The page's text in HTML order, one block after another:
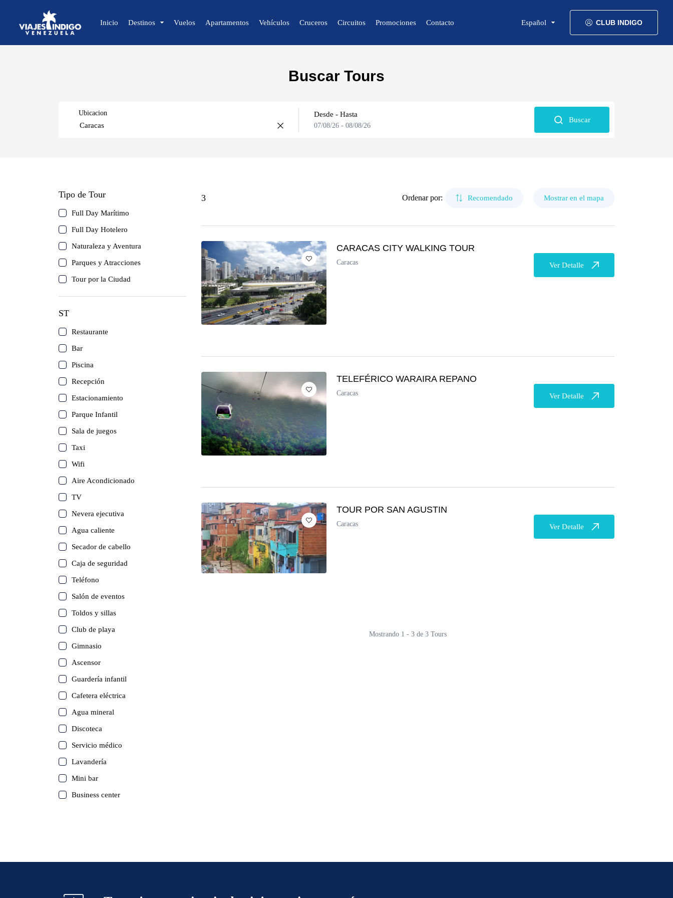
Inicio Destinos
🌴 Península de Paria
Vuelos Apartamentos Vehículos Cruceros Circuitos Promociones Contacto Español CLUB INDIGO
Buscar Tours
Ubicacion
Isla de Coche
Los Roques
Desde - Hasta
07/08/26 - 08/08/26
Buscar
Tipo de Tour
Full Day Marítimo
Full Day Hotelero
Naturaleza y Aventura
Parques y Atracciones
Tour por la Ciudad
ST
Restaurante
Bar
Piscina
Recepción
Estacionamiento
Parque Infantil
Sala de juegos
Taxi
Wifi
Aire Acondicionado
TV
Nevera ejecutiva
Agua caliente
Secador de cabello
Caja de seguridad
Teléfono
Salón de eventos
Toldos y sillas
Club de playa
Gimnasio
Ascensor
Guardería infantil
Cafetera eléctrica
Agua mineral
Discoteca
Servicio médico
Lavandería
Mini bar
Business center
3 Ordenar por: Recomendado Mostrar en el mapa
CARACAS CITY WALKING TOUR
Caracas Ver Detalle
TELEFÉRICO WARAIRA REPANO
Caracas Ver Detalle
TOUR POR SAN AGUSTIN
Caracas Ver Detalle
Mostrando 1 - 3 de 3 Tours